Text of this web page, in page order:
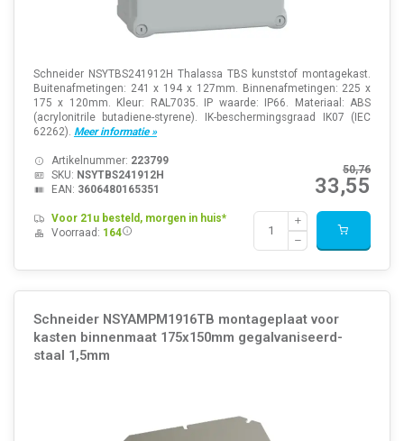
Schneider NSYTBS241912H Thalassa TBS kunststof montagekast.
Buitenafmetingen: 241 x 194 x 127mm. Binnenafmetingen: 225 x
175 x 120mm. Kleur: RAL7035. IP waarde: IP66. Materiaal: ABS
(acrylonitrile butadiene-styrene). IK-beschermingsgraad IK07 (IEC
62262). Meer informatie »
50,76
33,55
Artikelnummer: 223799
SKU: NSYTBS241912H
EAN: 3606480165351
Voor 21u besteld, morgen in huis*
Voorraad: 164
Schneider NSYAMPM1916TB montageplaat voor
kasten binnenmaat 175x150mm gegalvaniseerd-
staal 1,5mm